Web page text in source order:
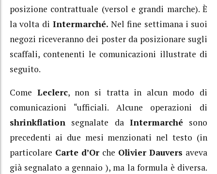
posizione contrattuale (versol e grandi marche). È
la volta di Intermarché. Nel fine settimana i suoi
negozi riceveranno dei poster da posizionare sugli
scaffali, contenenti le comunicazioni illustrate di
seguito.
Come Leclerc, non si tratta in alcun modo di
comunicazioni “ufficiali. Alcune operazioni di
shrinkflation segnalate da Intermarchésono
precedenti ai due mesi menzionati nel testo (in
particolare Carte d’Or che Olivier Dauvers aveva
già segnalato a gennaio ), ma la formula è diversa.